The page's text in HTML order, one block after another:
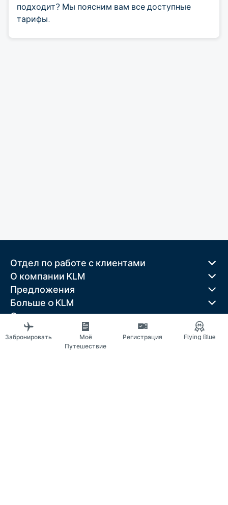
подходит? Мы поясним вам все доступные
тарифы.
Отдел по работе с клиентами
О компании KLM
Предложения
Больше o KLM
Скачать приложение
Связанные веб-сайты
Путеводители
Забронировать
Моё
Путешествие
Регистрация Flying Blue